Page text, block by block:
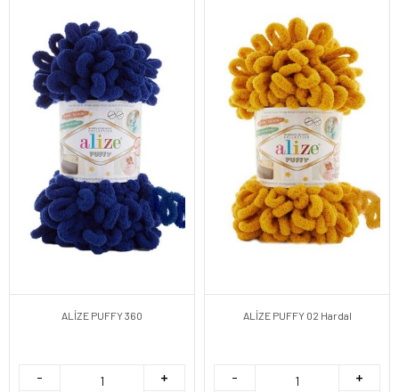
ALİZE PUFFY 360 ALİZE PUFFY 02 Hardal